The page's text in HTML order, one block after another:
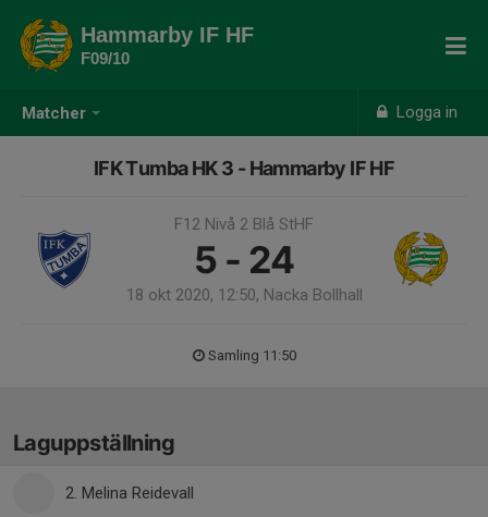
Matcher Logga in
Hammarby IF HF
F09/10
IFK Tumba HK 3 - Hammarby IF HF
F12 Nivå 2 Blå StHF
5 - 24
18 okt 2020, 12:50, Nacka Bollhall
Samling 11:50
Laguppställning
2. Melina Reidevall